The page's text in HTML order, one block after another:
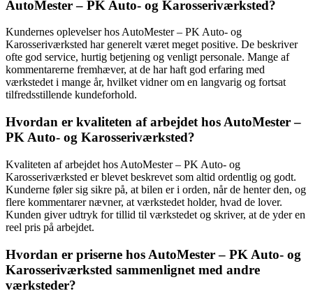
AutoMester – PK Auto- og Karosseriværksted?
Kundernes oplevelser hos AutoMester – PK Auto- og
Karosseriværksted har generelt været meget positive. De beskriver
ofte god service, hurtig betjening og venligt personale. Mange af
kommentarerne fremhæver, at de har haft god erfaring med
værkstedet i mange år, hvilket vidner om en langvarig og fortsat
tilfredsstillende kundeforhold.
Hvordan er kvaliteten af arbejdet hos AutoMester –
PK Auto- og Karosseriværksted?
Kvaliteten af arbejdet hos AutoMester – PK Auto- og
Karosseriværksted er blevet beskrevet som altid ordentlig og godt.
Kunderne føler sig sikre på, at bilen er i orden, når de henter den, og
flere kommentarer nævner, at værkstedet holder, hvad de lover.
Kunden giver udtryk for tillid til værkstedet og skriver, at de yder en
reel pris på arbejdet.
Hvordan er priserne hos AutoMester – PK Auto- og
Karosseriværksted sammenlignet med andre
værksteder?